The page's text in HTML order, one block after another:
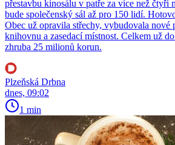
přestavbu kinosálu v patře za více než čtyři
bude společenský sál až pro 150 lidí.
Obec už opravila střechy, vybudovala nové
knihovnu a zasedací místnost. Celkem už
zhruba 25 milionů korun.
Plzeňská Drbna
dnes, 09:02
1 min